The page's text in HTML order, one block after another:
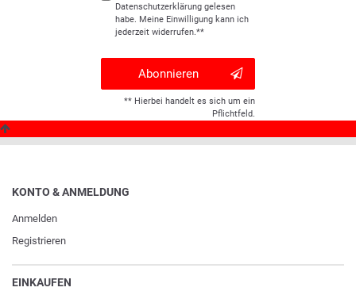
Daten­schutz­erklärunggelesen
habe. Meine Einwilligung kann ich
jederzeit widerrufen.**
Abonnieren
** Hierbei handelt es sich um ein
Pflichtfeld.
KONTO & ANMELDUNG
Anmelden
Registrieren
EINKAUFEN